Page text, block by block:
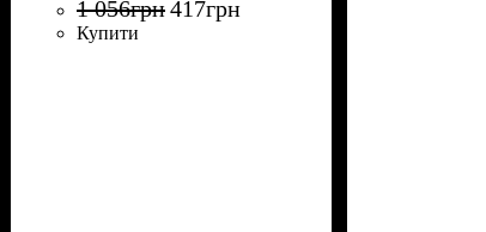
1 056грн417грн
Купити